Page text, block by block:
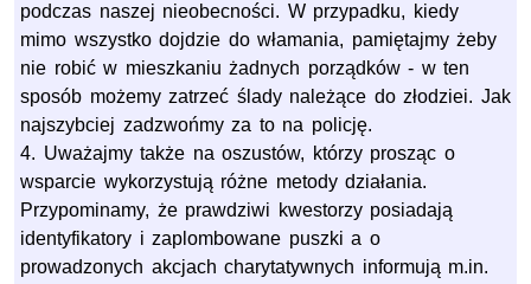
podczas naszej nieobecności. W przypadku, kiedy
mimo wszystko dojdzie do włamania, pamiętajmy żeby
nie robić w mieszkaniu żadnych porządków - w ten
sposób możemy zatrzeć ślady należące do złodziei. Jak
najszybciej zadzwońmy za to na policję.
4. Uważajmy także na oszustów, którzy prosząc o
wsparcie wykorzystują różne metody działania.
Przypominamy, że prawdziwi kwestorzy posiadają
identyfikatory i zaplombowane puszki a o
prowadzonych akcjach charytatywnych informują m.in.